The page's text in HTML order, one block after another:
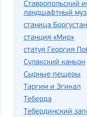
Ставропольский
ландшафтный
станица
станция «Мир»
статуя Георгия
Сулакский каньон
Сырные пещеры
Таргим и Эгикал
Теберда
Тебердинский